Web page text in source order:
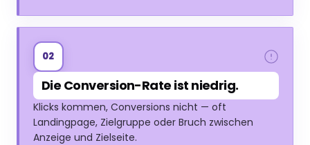
02
Die Conversion-Rate ist niedrig.
Klicks kommen, Conversions nicht — oft
Landingpage, Zielgruppe oder Bruch zwischen
Anzeige und Zielseite.